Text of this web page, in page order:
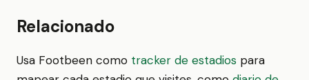
Relacionado
Usa Footbeen como tracker de estadios para